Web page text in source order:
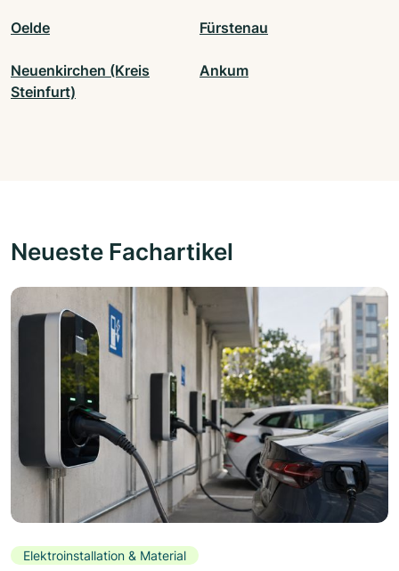
Oelde Fürstenau
Neuenkirchen (Kreis
Steinfurt)
Ankum
Neueste Fachartikel
Elektroinstallation & Material